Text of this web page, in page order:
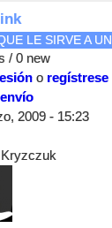
LE SIRVE A
/ 0 new
o regístrese
2009 - 15:23